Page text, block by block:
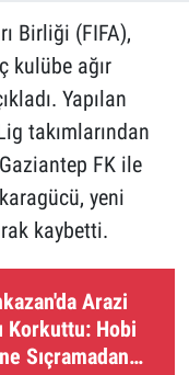
Birliği (FIFA),
kulübe ağır
Yapılan
takımlarından
FK ile
yeni
kaybetti.
Arazi
Korkuttu: Hobi
Sıçramadan